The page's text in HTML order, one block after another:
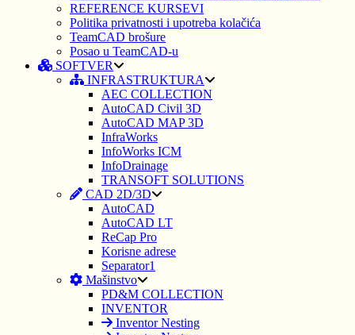
REFERENCE KURSEVI
Politika privatnosti i upotreba kolačića
TeamCAD brošure
Posao u TeamCAD-u
SOFTVER
INFRASTRUKTURA
AEC COLLECTION
AutoCAD Civil 3D
AutoCAD MAP 3D
InfraWorks
InfoWorks ICM
InfoDrainage
TRANSOFT SOLUTIONS
CAD 2D/3D
AutoCAD
AutoCAD LT
ReCap Pro
Korisne adrese
Separator1
Mašinstvo
PD&M COLLECTION
INVENTOR
Inventor Nesting